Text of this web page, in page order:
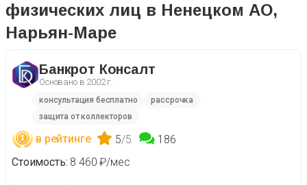
физических лиц в Ненецком АО,
Нарьян-Маре
Банкрот Консалт
Основано в 2002 г.
консультация бесплатно
рассрочка
защита от коллекторов
в рейтинге 5/5
186
Стоимость 8 460 ₽/мес